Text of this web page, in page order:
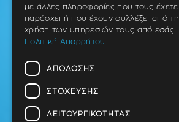
Πανόραμα
Χαριλάου
Ταβάκη – Θ. Λίτσα 10 (γωνία),
Θέρμη – Θεσσαλονίκη
T.K 57001
με άλλες πληροφορίες που τους έχετε
παράσχει ή που έχουν συλλέξει από τη
χρήση των υπηρεσιών τους από εσάς.
Πολιτική Απορρήτου
ΑΠΌΔΟΣΗΣ
ΣΤΌΧΕΥΣΗΣ
ΛΕΙΤΟΥΡΓΙΚΌΤΗΤΑΣ